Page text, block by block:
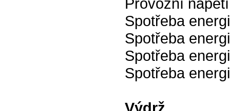
Spotřeba
Spotřeba
Spotřeba
Spotřeba